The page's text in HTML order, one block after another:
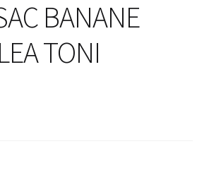
BANANE
TONI